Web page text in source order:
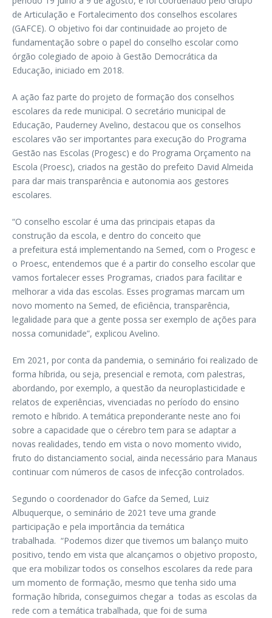
de Articulação e Fortalecimento dos conselhos escolares
(GAFCE). O objetivo foi dar continuidade ao projeto de
fundamentação sobre o papel do conselho escolar como
órgão colegiado de apoio à Gestão Democrática da
Educação, iniciado em 2018.
A ação faz parte do projeto de formação dos conselhos
escolares da rede municipal. O secretário municipal de
Educação, Pauderney Avelino, destacou que os conselhos
escolares vão ser importantes para execução do Programa
Gestão nas Escolas (Progesc) e do Programa Orçamento na
Escola (Proesc), criados na gestão do prefeito David Almeida
para dar mais transparência e autonomia aos gestores
escolares.
“O conselho escolar é uma das principais etapas da
construção da escola, e dentro do conceito que
a prefeitura está implementando na Semed, com o Progesc e
o Proesc, entendemos que é a partir do conselho escolar que
vamos fortalecer esses Programas, criados para facilitar e
melhorar a vida das escolas. Esses programas marcam um
novo momento na Semed, de eficiência, transparência,
legalidade para que a gente possa ser exemplo de ações para
nossa comunidade”, explicou Avelino.
Em 2021, por conta da pandemia, o seminário foi realizado de
forma híbrida, ou seja, presencial e remota, com palestras,
abordando, por exemplo, a questão da neuroplasticidade e
relatos de experiências, vivenciadas no período do ensino
remoto e híbrido. A temática preponderante neste ano foi
sobre a capacidade que o cérebro tem para se adaptar a
novas realidades, tendo em vista o novo momento vivido,
fruto do distanciamento social, ainda necessário para Manaus
continuar com números de casos de infecção controlados.
Segundo o coordenador do Gafce da Semed, Luiz
Albuquerque, o seminário de 2021 teve uma grande
participação e pela importância da temática
trabalhada. “Podemos dizer que tivemos um balanço muito
positivo, tendo em vista que alcançamos o objetivo proposto,
que era mobilizar todos os conselhos escolares da rede para
um momento de formação, mesmo que tenha sido uma
formação híbrida, conseguimos chegar a todas as escolas da
rede com a temática trabalhada, que foi de suma